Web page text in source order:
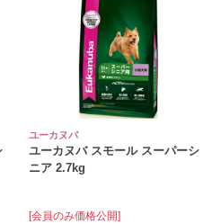
ユーカヌバ
ユーカヌバ スモール スーパーシ
ニア 2.7kg
[会員のみ価格公開]